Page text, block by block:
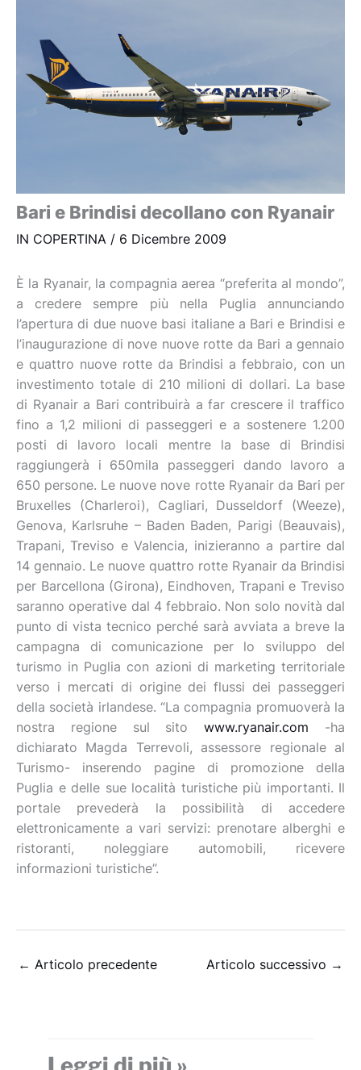
Bari e Brindisi decollano con Ryanair
IN COPERTINA / 6 Dicembre 2009
È la Ryanair, la compagnia aerea “preferita al mondo”,
a credere sempre più nella Puglia annunciando
l’apertura di due nuove basi italiane a Bari e Brindisi e
l’inaugurazione di nove nuove rotte da Bari a gennaio
e quattro nuove rotte da Brindisi a febbraio, con un
investimento totale di 210 milioni di dollari. La base
di Ryanair a Bari contribuirà a far crescere il traffico
fino a 1,2 milioni di passeggeri e a sostenere 1.200
posti di lavoro locali mentre la base di Brindisi
raggiungerà i 650mila passeggeri dando lavoro a
650 persone. Le nuove nove rotte Ryanair da Bari per
Bruxelles (Charleroi), Cagliari, Dusseldorf (Weeze),
Genova, Karlsruhe – Baden Baden, Parigi (Beauvais),
Trapani, Treviso e Valencia, inizieranno a partire dal
14 gennaio. Le nuove quattro rotte Ryanair da Brindisi
per Barcellona (Girona), Eindhoven, Trapani e Treviso
saranno operative dal 4 febbraio. Non solo novità dal
punto di vista tecnico perché sarà avviata a breve la
campagna di comunicazione per lo sviluppo del
turismo in Puglia con azioni di marketing territoriale
verso i mercati di origine dei flussi dei passeggeri
della società irlandese. “La compagnia promuoverà la
nostra regione sul sitowww.ryanair.com -ha
dichiarato Magda Terrevoli, assessore regionale al
Turismo- inserendo pagine di promozione della
Puglia e delle sue località turistiche più importanti. Il
portale prevederà la possibilità di accedere
elettronicamente a vari servizi: prenotare alberghi e
ristoranti, noleggiare automobili, ricevere
informazioni turistiche”.
← Articolo precedente Articolo successivo →